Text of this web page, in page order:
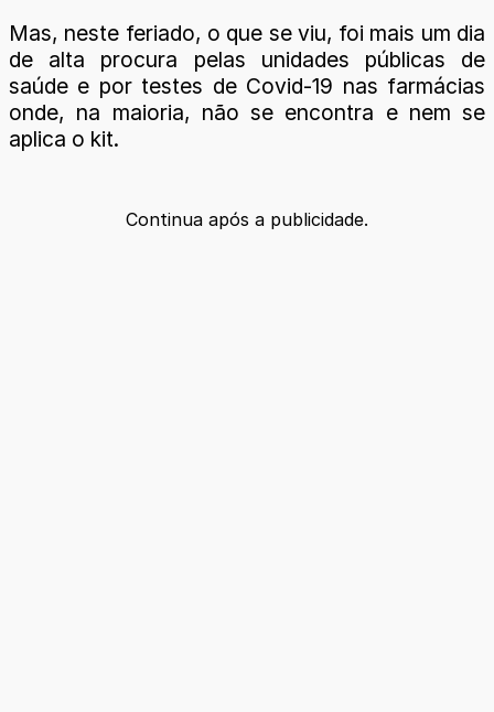
Mas, neste feriado, o que se viu, foi mais um dia
de alta procura pelas unidades públicas de
saúde e por testes de Covid-19 nas farmácias
onde, na maioria, não se encontra e nem se
aplica o kit.
Continua após a publicidade.